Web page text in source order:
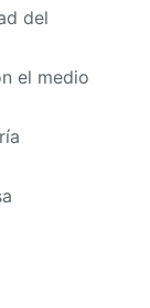
del
el medio